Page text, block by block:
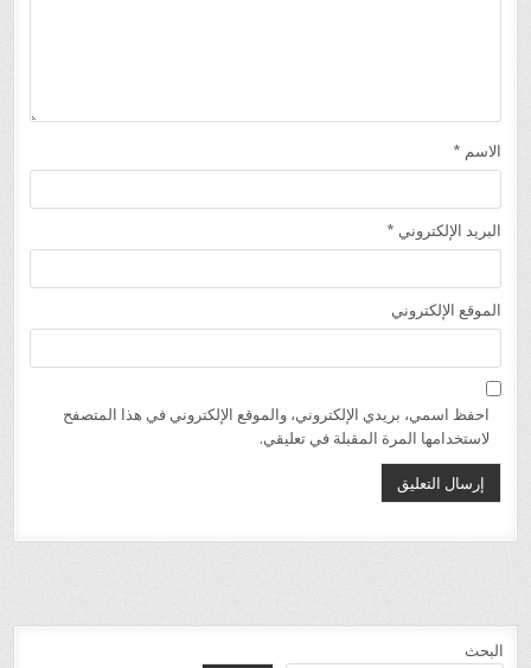
الاسم *
البريد الإلكتروني *
الموقع الإلكتروني
احفظ اسمي، بريدي الإلكتروني، والموقع الإلكتروني في هذا المتصفح
لاستخدامها المرة المقبلة في تعليقي.
البحث